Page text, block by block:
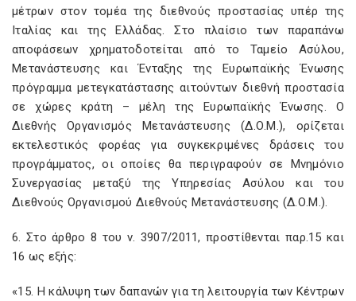
μέτρων στον τομέα της διεθνούς προστασίας υπέρ της
Ιταλίας και της Ελλάδας. Στο πλαίσιο των παραπάνω
αποφάσεων χρηματοδοτείται από το Ταμείο Ασύλου,
Μετανάστευσης και Ένταξης της Ευρωπαϊκής Ένωσης
πρόγραμμα μετεγκατάστασης αιτούντων διεθνή προστασία
σε χώρες κράτη – μέλη της Ευρωπαϊκής Ένωσης. Ο
Διεθνής Οργανισμός Μετανάστευσης (Δ.Ο.Μ.), ορίζεται
εκτελεστικός φορέας για συγκεκριμένες δράσεις του
προγράμματος, οι οποίες θα περιγραφούν σε Μνημόνιο
Συνεργασίας μεταξύ της Υπηρεσίας Ασύλου και του
Διεθνούς Οργανισμού Διεθνούς Μετανάστευσης (Δ.Ο.Μ.).
6. Στο άρθρο 8 του ν. 3907/2011, προστίθενται παρ.15 και
16 ως εξής:
«15. Η κάλυψη των δαπανών για τη λειτουργία των Κέντρων